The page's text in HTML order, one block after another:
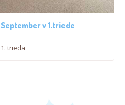
September v 1.triede
1. trieda